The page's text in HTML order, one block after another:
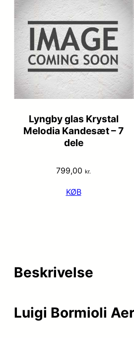
Lyngby glas Krystal
Melodia Kandesæt – 7
dele
799,00 kr.
KØB
Beskrivelse
Luigi Bormioli